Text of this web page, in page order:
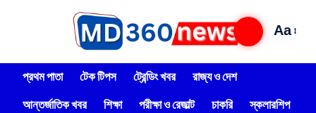
Aa
প্রথম পাতা টেক টিপস ট্রেন্ডিং খবর
রাজ্য ও দেশ
আন্তর্জাতিক খবর
শিক্ষা পরীক্ষা ও রেজাল্ট চাকরি
স্কলারশিপ